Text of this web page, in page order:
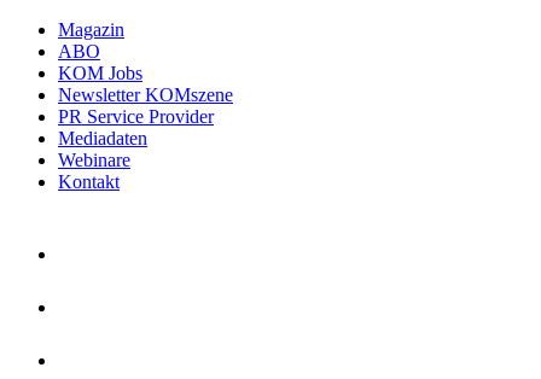
Magazin
ABO
KOM Jobs
Newsletter KOMszene
PR Service Provider
Mediadaten
Webinare
Kontakt